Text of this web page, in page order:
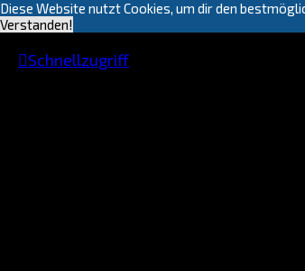
Diese Website nutzt Cookies, um dir den
Verstanden!
Schnellzugriff